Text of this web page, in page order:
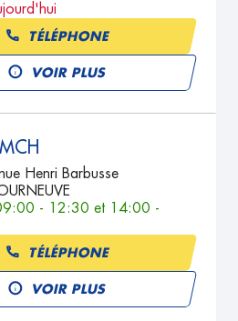
TÉLÉPHONE
VOIR PLUS
Henri Barbusse
- 12:30 et 14:00 -
TÉLÉPHONE
VOIR PLUS